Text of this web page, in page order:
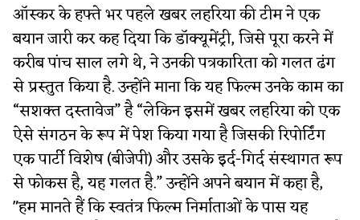
ऑस्कर के हफ्ते भर पहले खबर लहरिया की टीम ने एक
बयान जारी कर कह दिया कि डॉक्यूमेंट्री, जिसे पूरा करने में
करीब पांच साल लगे थे, ने उनकी पत्रकारिता को गलत ढंग
से प्रस्तुत किया है. उन्होंने माना कि यह फिल्म उनके काम का
“सशक्त दस्तावेज” है “लेकिन इसमें खबर लहरिया को एक
ऐसे संगठन के रूप में पेश किया गया है जिसकी रिपोर्टिंग
एक पार्टी विशेष (बीजेपी) और उसके इर्द-गिर्द संस्थागत रूप
से फोकस है, यह गलत है.” उन्होंने अपने बयान में कहा है,
"हम मानते हैं कि स्वतंत्र फिल्म निर्माताओं के पास यह